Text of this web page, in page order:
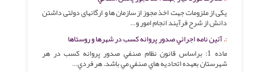
یکی از ملزومات جهت اخذ مجوز از سازمان ها و ارگانهای دولتی داشتن
دانش از شرح فرآیند انجام امور و…
آئين نامه اجرائي صدور پروانه كسب در شهرها و روستاها
ماده 1: براساس قانون نظام صنفي صدور پروانه كسب در هر
شهرستان بعهده اتحاديه هاي صنفي مي باشد. هر فردي…